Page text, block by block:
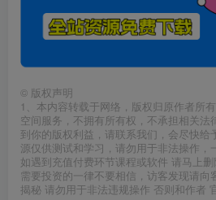
© 版权声明
1、本内容转载于网络，版权归原作者所
空间服务，不拥有所有权，不承担相关法
到你的版权利益，请联系我们，会尽快给
源仅供测试和学习，请勿用于非法操作，
如遇到充值付费环节课程或软件 请马上
需要投资的一律不要相信，访客发现请向
揭秘 请勿用于非法违规操作 否则和作者